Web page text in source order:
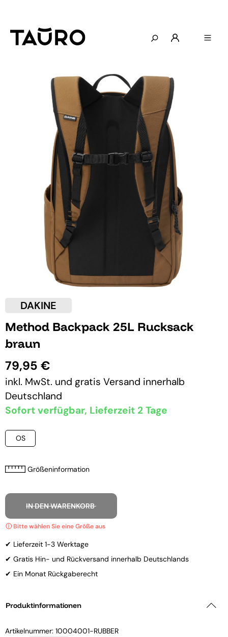
DAKINE
Method Backpack 25L Rucksack
braun
79,95 €
inkl. MwSt. und gratis Versand innerhalb
Deutschland
Sofort verfügbar, Lieferzeit 2 Tage
OS
Größeninformation
IN DEN WARENKORB
✔ Lieferzeit 1-3 Werktage
✔ Gratis Hin- und Rückversand innerhalb Deutschlands
✔ Ein Monat Rückgaberecht
Produktinformationen
Artikelnummer: 10004001-RUBBER